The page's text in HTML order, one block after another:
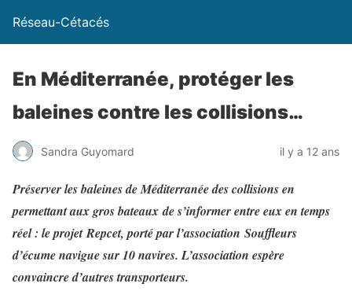
Réseau-Cétacés
En Méditerranée, protéger les
baleines contre les collisions…
Sandra Guyomard il y a 12 ans
Préserver les baleines de Méditerranée des collisions en
permettant aux gros bateaux de s’informer entre eux en temps
réel : le projet Repcet, porté par l’association Souffleurs
d’écume navigue sur 10 navires. L’association espère
convaincre d’autres transporteurs.